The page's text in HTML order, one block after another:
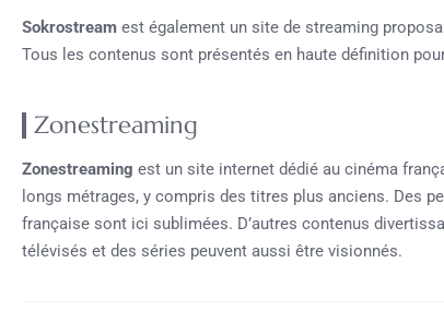
Sokrostream est également un site de streaming
Tous les contenus sont présentés en haute définition
Zonestreaming
Zonestreaming est un site internet dédié au cinéma
longs métrages, y compris des titres plus anciens. Des
française sont ici sublimées. D’autres contenus
télévisés et des séries peuvent aussi être visionnés.